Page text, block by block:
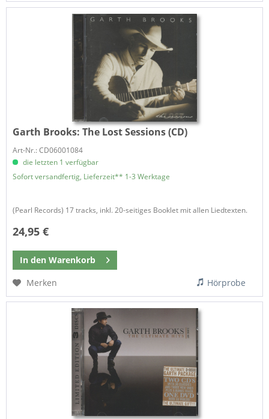
Garth Brooks:The Lost Sessions (CD)
Art-Nr.: CD06001084
die letzten 1 verfügbar
Sofort versandfertig, Lieferzeit** 1-3 Werktage
(Pearl Records) 17 tracks, inkl. 20-seitiges Booklet mit allen Liedtexten.
24,95 €
In den Warenkorb
Merken
Hörprobe